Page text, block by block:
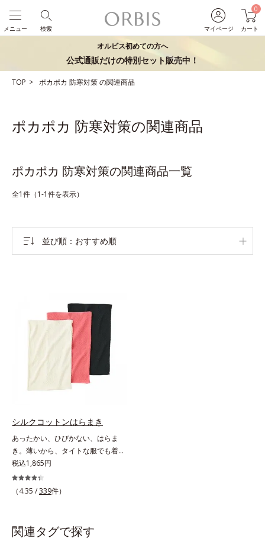
マイページ
0
カート
検索
メニュー
オルビス初めての方へ
公式通販だけの特別セット販売中！
TOP ポカポカ 防寒対策の関連商品
ポカポカ 防寒対策の関連商品
ポカポカ 防寒対策の関連商品一覧
全1件（1-1件を表示）
並び順 おすすめ順
シルクコットンはらまき
あったかい、ひびかない、はらま
き。薄いから、タイトな服でも着こ
なしスマート。贅沢なダブル素材
で、薄手なのに驚くほどポカポカ肌
側はシルク100％、表側はコットン
ためこむから、薄手なのに驚くほど
ポカポカ。脇には縫い目がないの
税込1,865円
（4.35 /339件）
関連タグで探す